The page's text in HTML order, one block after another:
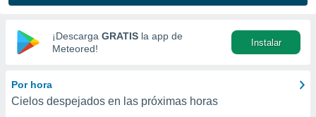
las
y
digital
basada
¡Descarga GRATIS la app de
Meteored!
Instalar
Por hora
Cielos despejados en las próximas horas